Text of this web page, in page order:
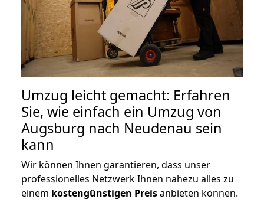
Umzug leicht gemacht: Erfahren
Sie, wie einfach ein Umzug von
Augsburg nach Neudenau sein
kann
Wir können Ihnen garantieren, dass unser
professionelles Netzwerk Ihnen nahezu alles zu
einem kostengünstigen Preisanbieten können.